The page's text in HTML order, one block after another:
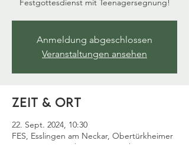
Anmeldung abgeschlossen
Veranstaltungen ansehen
Zeit & Ort
22. Sept. 2024, 10:30
FES, Esslingen am Neckar, Obertürkheimer
Str. 62, 73733 Esslingen am Neckar,